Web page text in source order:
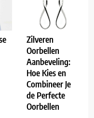
Zilveren
Oorbellen
Aanbeveling:
Hoe Kies en
Combineer Je
de Perfecte
Oorbellen